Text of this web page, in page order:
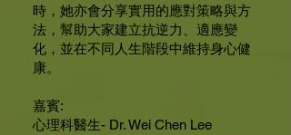
時，她亦會分享實用的應對策略與方
法，幫助大家建立抗逆力、適應變
化，並在不同人生階段中維持身心健
康。
嘉賓:
心理科醫生- Dr. Wei Chen Lee